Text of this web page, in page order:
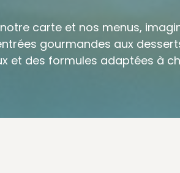
carte et nos menus,
gourmandes aux
et des formules adaptées à